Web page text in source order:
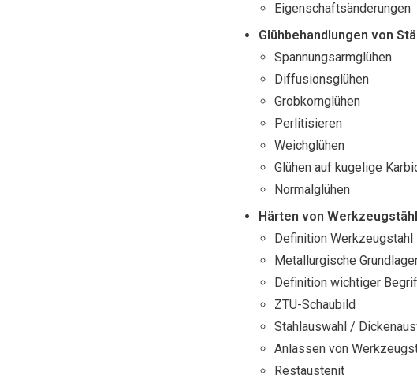
Eigenschaftsänderungen
Glühbehandlungen von
Spannungsarmglühen
Diffusionsglühen
Grobkornglühen
Perlitisieren
Weichglühen
Glühen auf kugelige
Normalglühen
Härten von
Definition Werkzeugstahl
Metallurgische
Definition wichtiger
ZTU-Schaubild
Stahlauswahl /
Anlassen von
Restaustenit